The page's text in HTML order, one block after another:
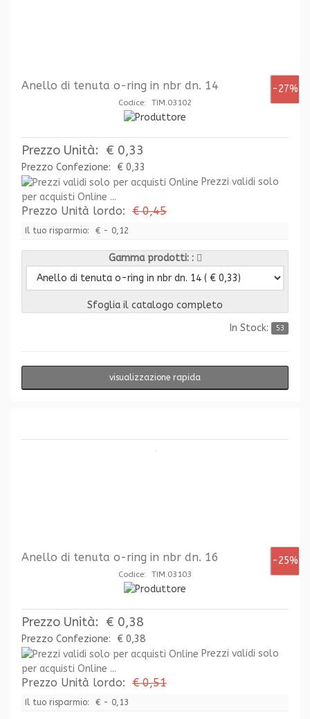
-27%
Anello di tenuta o-ring in nbr dn. 14
Codice: TIM.03102
Prezzo Unità: € 0,33
Prezzo Confezione:
€ 0,33
Prezzi validi solo
per acquisti Online ...
Prezzo Unità lordo: € 0,45
Il tuo risparmio: € - 0,12
Gamma prodotti:
Sfoglia il catalogo completo
In Stock:
53
visualizzazione rapida
-25%
Anello di tenuta o-ring in nbr dn. 16
Codice: TIM.03103
Prezzo Unità: € 0,38
Prezzo Confezione:
€ 0,38
Prezzi validi solo
per acquisti Online ...
Prezzo Unità lordo: € 0,51
Il tuo risparmio: € - 0,13